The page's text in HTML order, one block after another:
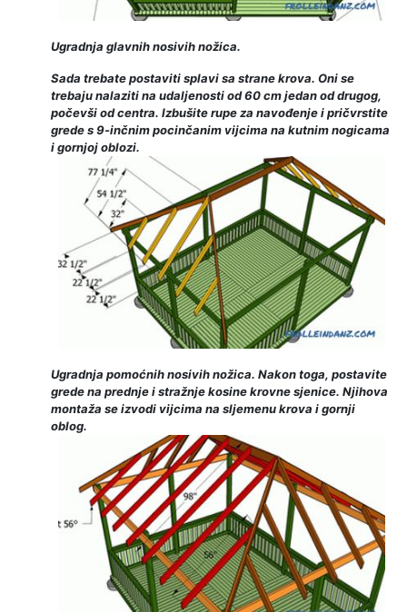
Ugradnja glavnih nosivih nožica.
Sada trebate postaviti splavi sa strane krova. Oni se
trebaju nalaziti na udaljenosti od 60 cm jedan od drugog,
počevši od centra. Izbušite rupe za navođenje i pričvrstite
grede s 9-inčnim pocinčanim vijcima na kutnim nogicama
i gornjoj oblozi.
Ugradnja pomoćnih nosivih nožica. Nakon toga, postavite
grede na prednje i stražnje kosine krovne sjenice. Njihova
montaža se izvodi vijcima na sljemenu krova i gornji
oblog.